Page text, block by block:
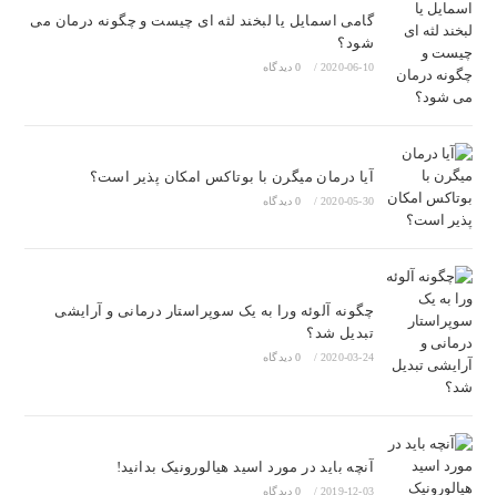
گامی اسمایل یا لبخند لثه ای چیست و چگونه درمان می
شود؟
2020-06-10
/ 0 دیدگاه
آیا درمان میگرن با بوتاکس امکان پذیر است؟
2020-05-30
/ 0 دیدگاه
چگونه آلوئه ورا به یک سوپراستار درمانی و آرایشی
تبدیل شد؟
2020-03-24
/ 0 دیدگاه
آنچه باید در مورد اسید هیالورونیک بدانید!
2019-12-03
/ 0 دیدگاه